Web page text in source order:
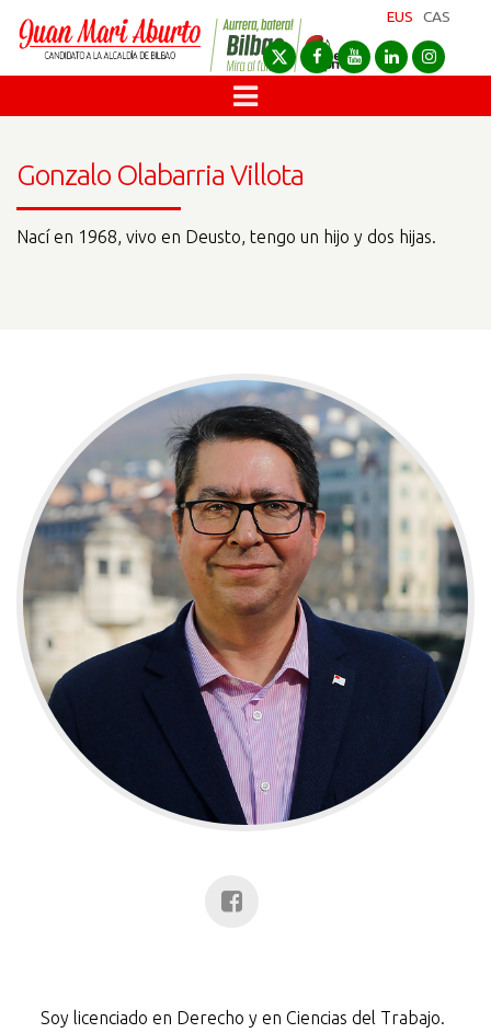
EUS CAS
Gonzalo Olabarria Villota
Nací en 1968, vivo en Deusto, tengo un hijo y dos hijas.
Soy licenciado en Derecho y en Ciencias del Trabajo.